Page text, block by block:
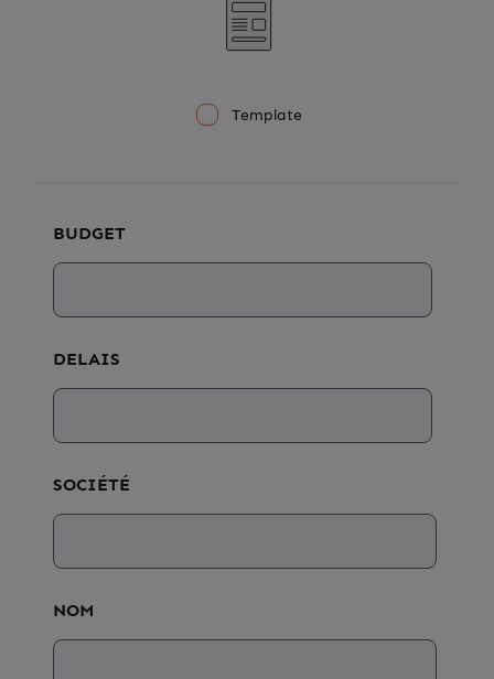
Template
BUDGET
DELAIS
SOCIÉTÉ
NOM